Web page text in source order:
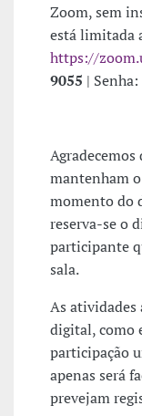
Zoom, sem
está limitada
https://
9055 | Senha:
mantenham
momento do
reserva-se o
participante
sala.
As
digital, como
participação
apenas será
prevejam